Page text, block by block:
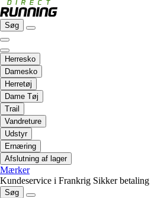
Søg
Herresko
Damesko
Herretøj
Dame Tøj
Trail
Vandreture
Udstyr
Ernæring
Afslutning af lager
Mærker
Kundeservice i Frankrig Sikker betaling
Søg